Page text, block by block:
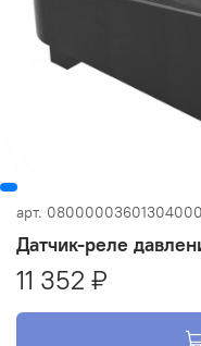
арт.
Датчик-реле
11 352 ₽